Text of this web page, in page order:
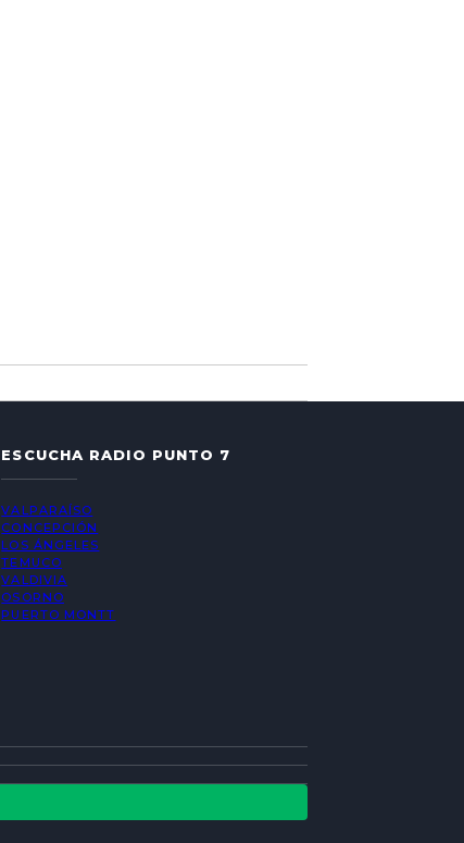
ESCUCHA RADIO PUNTO 7
VALPARAÍSO
CONCEPCIÓN
LOS ÁNGELES
TEMUCO
VALDIVIA
OSORNO
PUERTO MONTT